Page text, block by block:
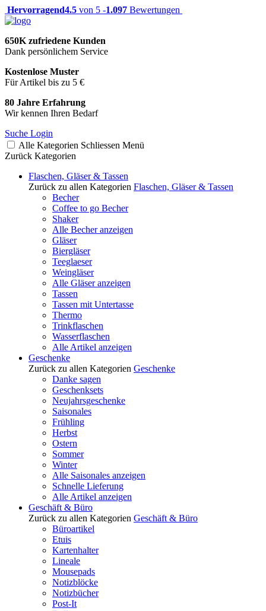
Hervorragend4.5 von 5 -1.097 Bewertungen
650K zufriedene Kunden
Dank persönlichem Service
Kostenlose Muster
Für Artikel bis zu 5 €
80 Jahre Erfahrung
Wir kennen Ihren Bedarf
Suche Login
Alle Kategorien Schliessen Menü
Zurück Kategorien
Flaschen, Gläser & Tassen
Zurück zu allen Kategorien Flaschen, Gläser & Tassen
Becher
Coffee to go Becher
Shaker
Alle Becher anzeigen
Gläser
Biergläser
Teeglaeser
Weingläser
Alle Gläser anzeigen
Tassen
Tassen mit Untertasse
Thermo
Trinkflaschen
Wasserflaschen
Alle Artikel anzeigen
Geschenke
Zurück zu allen Kategorien Geschenke
Danke sagen
Geschenksets
Neujahrsgeschenke
Saisonales
Frühling
Herbst
Ostern
Sommer
Winter
Alle Saisonales anzeigen
Schnelle Lieferung
Alle Artikel anzeigen
Geschäft & Büro
Zurück zu allen Kategorien Geschäft & Büro
Büroartikel
Etuis
Kartenhalter
Lineale
Mousepads
Notizblöcke
Notizbücher
Post-It